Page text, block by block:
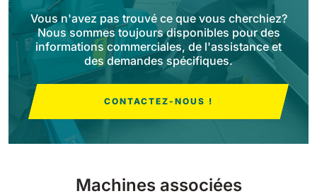
650 mm 3900 m²/h
E75
E83
Vous n'avez pas trouvé ce que vous cherchiez?
Nous sommes toujours disponibles pour des
informations commerciales, de l'assistance et
des demandes spécifiques.
CONTACTEZ-NOUS !
Machines associées